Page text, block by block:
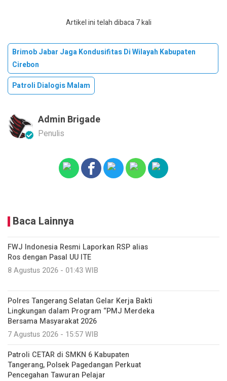
Artikel ini telah dibaca 7 kali
Brimob Jabar Jaga Kondusifitas Di Wilayah Kabupaten
Cirebon
Patroli Dialogis Malam
Admin Brigade
Penulis
Baca Lainnya
FWJ Indonesia Resmi Laporkan RSP alias
Ros dengan Pasal UU ITE
8 Agustus 2026 - 01:43 WIB
Polres Tangerang Selatan Gelar Kerja Bakti
Lingkungan dalam Program “PMJ Merdeka
Bersama Masyarakat 2026
7 Agustus 2026 - 15:57 WIB
Patroli CETAR di SMKN 6 Kabupaten
Tangerang, Polsek Pagedangan Perkuat
Pencegahan Tawuran Pelajar